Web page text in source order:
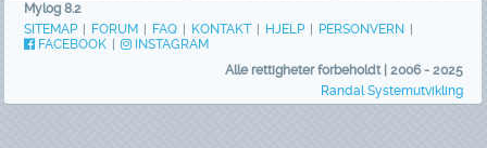
Mylog 8.2
SITEMAP
FORUM FAQ KONTAKT HJELP PERSONVERN
FACEBOOK
INSTAGRAM
Alle rettigheter forbeholdt | 2006 - 2025
Randal Systemutvikling